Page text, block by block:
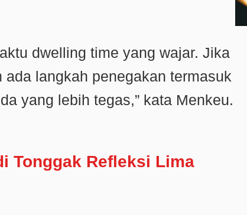
dwelling time yang wajar. Jika
langkah penegakan termasuk
yang lebih tegas,” kata Menkeu.
Tonggak Refleksi Lima